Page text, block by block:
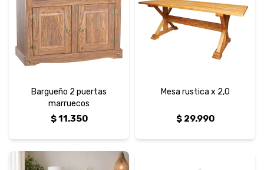
Bargueño 2 puertas
marruecos
$11.350
Mesa rustica x 2,0
$ 29.990